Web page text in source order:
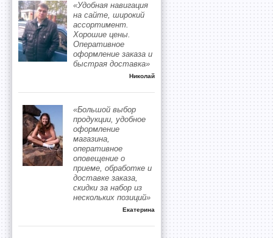
«Удобная навигация
на сайте, широкий
ассортимент.
Хорошие цены.
Оперативное
оформление заказа и
быстрая доставка»
Николай
«Большой выбор
продукции, удобное
оформление
магазина,
оперативное
оповещение о
приеме, обработке и
доставке заказа,
скидки за набор из
нескольких позиций»
Екатерина